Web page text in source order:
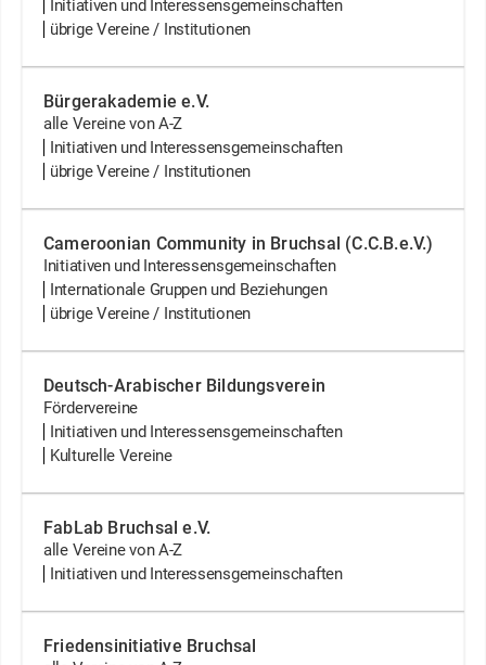
Initiativen und Interessensgemeinschaften
übrige Vereine / Institutionen
Bürgerakademie e.V.
alle Vereine von A-Z
Initiativen und Interessensgemeinschaften
übrige Vereine / Institutionen
Cameroonian Community in Bruchsal (C.C.B.e.V.)
Initiativen und Interessensgemeinschaften
Internationale Gruppen und Beziehungen
übrige Vereine / Institutionen
Deutsch-Arabischer Bildungsverein
Fördervereine
Initiativen und Interessensgemeinschaften
Kulturelle Vereine
FabLab Bruchsal e.V.
alle Vereine von A-Z
Initiativen und Interessensgemeinschaften
Friedensinitiative Bruchsal